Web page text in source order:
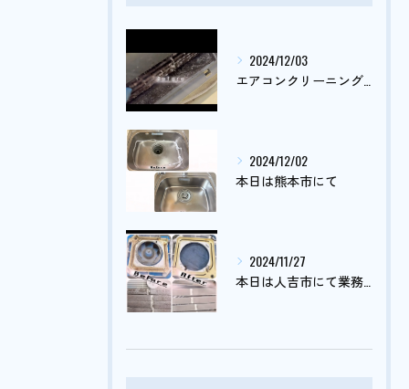
2024/12/03
2024/12/02
本日は熊本市にて
2024/11/27